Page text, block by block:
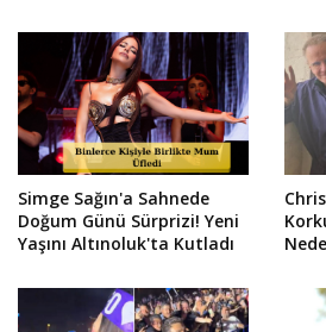
Simge Sağın'a Sahnede
Doğum Günü Sürprizi! Yeni
Yaşını Altınoluk'ta Kutladı